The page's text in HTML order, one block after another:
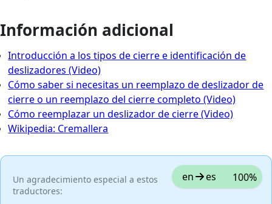
Información adicional
Introducción a los tipos de cierre e identificación de
deslizadores (Video)
Cómo saber si necesitas un reemplazo de deslizador de
cierre o un reemplazo del cierre completo (Video)
Cómo reemplazar un deslizador de cierre (Video)
Wikipedia: Cremallera
Un agradecimiento especial a estos
traductores:
en es 100%